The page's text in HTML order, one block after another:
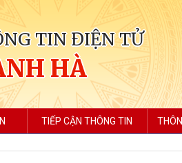
TIN ĐIỆN TỬ
HÀ
TIẾP CẬN THÔNG TIN